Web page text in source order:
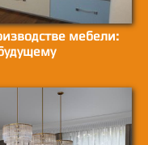
мебели: